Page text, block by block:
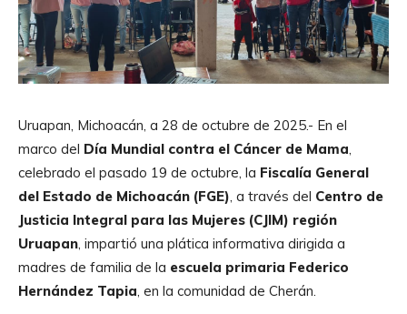
Uruapan, Michoacán, a 28 de octubre de 2025.- En el
marco del Día Mundial contra el Cáncer de Mama,
celebrado el pasado 19 de octubre, la Fiscalía General
del Estado de Michoacán (FGE), a través del Centro de
Justicia Integral para las Mujeres (CJIM) región
Uruapan, impartió una plática informativa dirigida a
madres de familia de la escuela primaria Federico
Hernández Tapia, en la comunidad de Cherán.